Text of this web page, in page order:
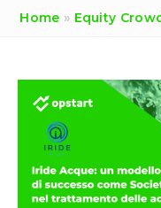
Home » Equity